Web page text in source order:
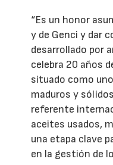
“Es un honor
y de Genci y dar
desarrollado por
celebra 20 años
situado como
maduros y
referente
aceites usados,
una etapa clave
en la gestión de